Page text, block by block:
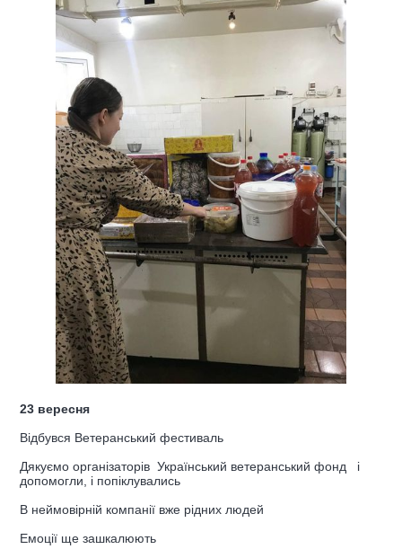
23 вересня
Відбувся Ветеранський фестиваль
Дякуємо організаторів Український ветеранський фонд і
допомогли, і попіклувались
В неймовірній компанії вже рідних людей
Емоції ще зашкалюють